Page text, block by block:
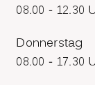
08.00 - 12.30
Donnerstag
08.00 - 17.30